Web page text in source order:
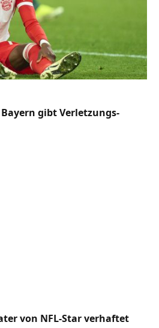
gibt Verletzungs-
von NFL-Star verhaftet